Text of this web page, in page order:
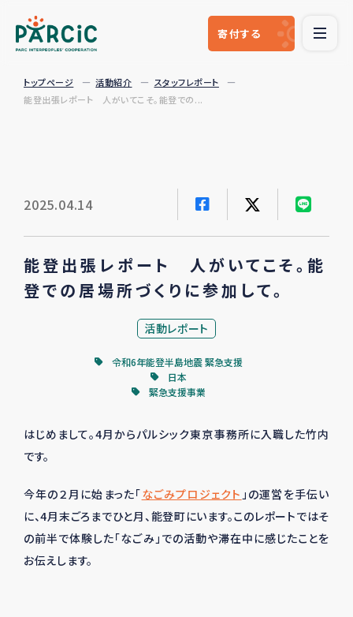
寄付する
トップページ 活動紹介
スタッフレポート
能登出張レポート 人がいてこそ。能登での...
2025.04.14
能登出張レポート 人がいてこそ。能
登での居場所づくりに参加して。
活動レポート
令和6年能登半島地震 緊急支援
日本
緊急支援事業
はじめまして。4月からパルシック東京事務所に入職した竹内
です。
今年の２月に始まった「なごみプロジェクト 」の運営を手伝い
に、4月末ごろまでひと月、能登町にいます。このレポートではそ
の前半で体験した「なごみ」での活動や滞在中に感じたことを
お伝えします。